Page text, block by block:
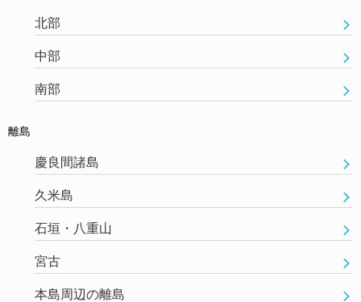
北部
中部
南部
離島
慶良間諸島
久米島
石垣・八重山
宮古
本島周辺の離島